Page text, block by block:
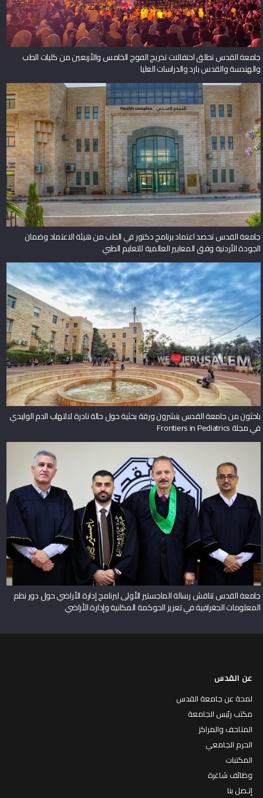
جامعة القدس تطلق احتفالات تخريج الفوج الخامس والأربعين من كليات الطب
والهندسة والقدس بارد والدراسات العليا
جامعة القدس تحصد اعتماد برنامج دكتور في الطب من هيئة الاعتماد وضمان
الجودة الأردنية وفق المعايير العالمية للتعليم الطبي
باحثون من جامعة القدس ينشرون ورقة بحثية حول حالة نادرة لالتهاب الدم الوليدي
في مجلة Frontiers in Pediatrics
جامعة القدس تناقش رسالة الماجستير الأولى لبرنامج إدارة الأراضي حول دور نظم
المعلومات الجغرافية في تعزيز الحوكمة المكانية وإدارة الأراضي
عن القدس
لمحة عن جامعة القدس
مكتب رئيس الجامعة
المتاحف والمراكز
الحرم الجامعي
المكتبات
وظائف شاغرة
إتـصل بنا